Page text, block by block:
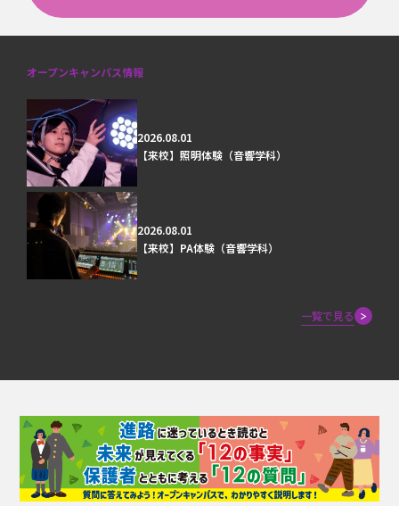
オープンキャンパス情報
2026.08.01
【来校】照明体験（音響学科）
2026.08.01
【来校】PA体験（音響学科）
一覧で見る